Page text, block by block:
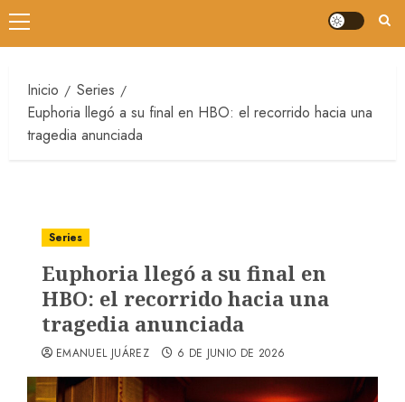
Inicio
Series
Euphoria llegó a su final en HBO: el recorrido hacia una
tragedia anunciada
Series
Euphoria llegó a su final en
HBO: el recorrido hacia una
tragedia anunciada
EMANUEL JUÁREZ 6 DE JUNIO DE 2026